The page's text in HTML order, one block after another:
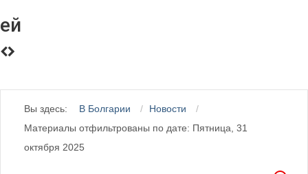
ей
Вы здесь: В Болгарии
Новости
Материалы отфильтрованы по дате: Пятница, 31
октября 2025